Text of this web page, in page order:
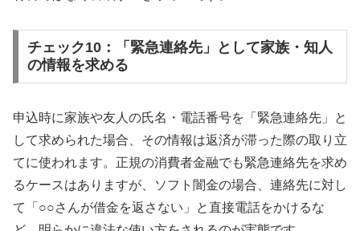
チェック10：「緊急連絡先」として家族・知人
の情報を求める
申込時に家族や友人の氏名・電話番号を「緊急連絡先」と
して求められた場合、その情報は返済が滞った際の取り立
てに使われます。正規の消費者金融でも緊急連絡先を求め
るケースはありますが、ソフト闇金の場合、連絡先に対し
て「○○さんが借金を返さない」と直接電話をかけるな